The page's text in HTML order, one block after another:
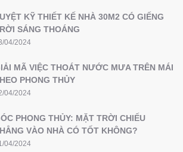
KỸ THIẾT KẾ NHÀ 30M2 CÓ GIẾNG
SÁNG THOÁNG
04/2024
MÃ VIỆC THOÁT NƯỚC MƯA TRÊN MÁI
PHONG THỦY
04/2024
PHONG THỦY: MẶT TRỜI CHIẾU
VÀO NHÀ CÓ TỐT KHÔNG?
04/2024